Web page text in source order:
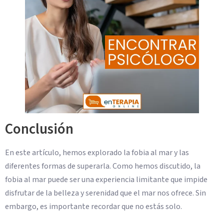
Conclusión
En este artículo, hemos explorado la fobia al mar y las
diferentes formas de superarla. Como hemos discutido, la
fobia al mar puede ser una experiencia limitante que impide
disfrutar de la belleza y serenidad que el mar nos ofrece. Sin
embargo, es importante recordar que no estás solo.